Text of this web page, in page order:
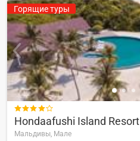
Горящие туры

Hondaafushi Island Resort
Мальдивы, Мале